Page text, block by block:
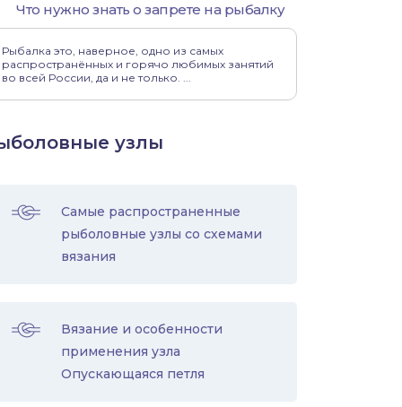
Что нужно знать о запрете на рыбалку
Рыбалка это, наверное, одно из самых
распространённых и горячо любимых занятий
во всей России, да и не только. ...
узлы
Самые распространенные
рыболовные узлы со схемами
вязания
Вязание и особенности
применения узла
Опускающаяся петля